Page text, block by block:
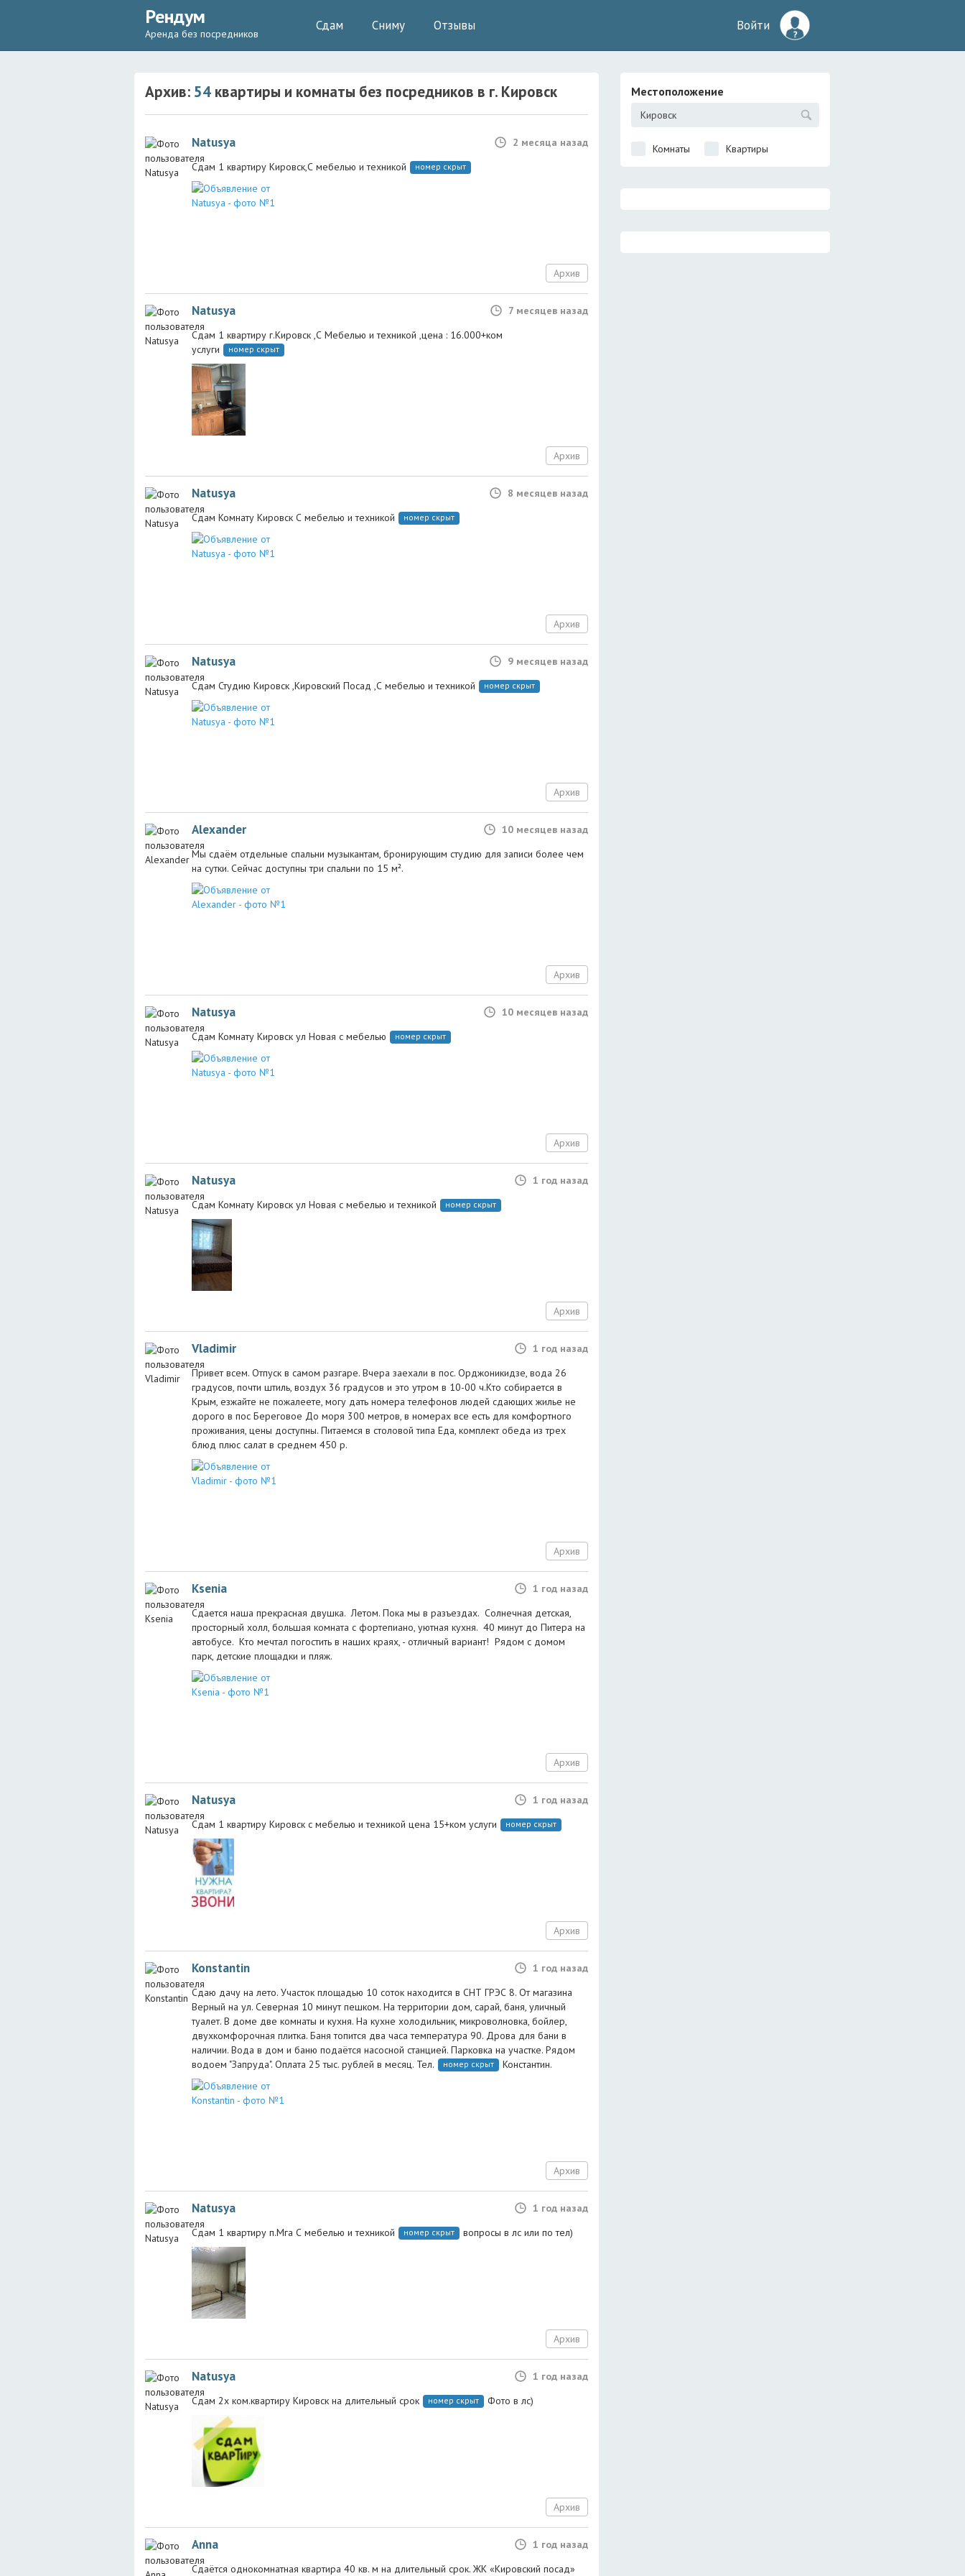
Рендум
Аренда без посредников
Сдам Сниму Отзывы Войти
Архив: 54 квартиры и комнаты без посредников в г. Кировск
Natusya
2 месяца назад
Сдам 1 квартиру Кировск,С мебелью и техникой
номер скрыт
Архив
Natusya
7 месяцев назад
Сдам 1 квартиру г.Кировск ,С Мебелью и техникой ,цена : 16.000+ком
услуги
номер скрыт
Архив
Natusya
8 месяцев назад
Сдам Комнату Кировск С мебелью и техникой
номер скрыт
Архив
Natusya
9 месяцев назад
Сдам Студию Кировск ,Кировский Посад ,С мебелью и техникой
номер скрыт
Архив
Alexander
10 месяцев назад
Мы сдаём отдельные спальни музыкантам, бронирующим студию для записи более чем
на сутки. Сейчас доступны три спальни по 15 м².
Архив
Natusya
10 месяцев назад
Сдам Комнату Кировск ул Новая с мебелью
номер скрыт
Архив
Natusya
1 год назад
Сдам Комнату Кировск ул Новая с мебелью и техникой
номер скрыт
Архив
Vladimir
1 год назад
Привет всем. Отпуск в самом разгаре. Вчера заехали в пос. Орджоникидзе, вода 26
градусов, почти штиль, воздух 36 градусов и это утром в 10-00 ч.Кто собирается в
Крым, езжайте не пожалеете, могу дать номера телефонов людей сдающих жилье не
дорого в пос Береговое До моря 300 метров, в номерах все есть для комфортного
проживания, цены доступны. Питаемся в столовой типа Еда, комплект обеда из трех
блюд плюс салат в среднем 450 р.
Архив
Ksenia
1 год назад
Сдается наша прекрасная двушка. Летом. Пока мы в разъездах. Солнечная детская,
просторный холл, большая комната с фортепиано, уютная кухня. 40 минут до Питера на
автобусе. Кто мечтал погостить в наших краях, - отличный вариант! Рядом с домом
парк, детские площадки и пляж.
Архив
Natusya
1 год назад
Сдам 1 квартиру Кировск с мебелью и техникой цена 15+ком услуги
номер скрыт
Архив
Konstantin
1 год назад
Сдаю дачу на лето. Участок площадью 10 соток находится в СНТ ГРЭС 8. От магазина
Верный на ул. Северная 10 минут пешком. На территории дом, сарай, баня, уличный
туалет. В доме две комнаты и кухня. На кухне холодильник, микроволновка, бойлер,
двухкомфорочная плитка. Баня топится два часа температура 90. Дрова для бани в
наличии. Вода в дом и баню подаётся насосной станцией. Парковка на участке. Рядом
водоем "Запруда". Оплата 25 тыс. рублей в месяц. Тел.
номер скрыт Константин.
Архив
Natusya
1 год назад
Сдам 1 квартиру п.Мга С мебелью и техникой
номер скрыт вопросы в лс или по тел)
Архив
Natusya
1 год назад
Сдам 2х ком.квартиру Кировск на длительный срок
номер скрыт Фото в лс)
Архив
Anna
1 год назад
Сдаётся однокомнатная квартира 40 кв. м на длительный срок. ЖК «Кировский посад»
Местоположение
Комнаты Квартиры